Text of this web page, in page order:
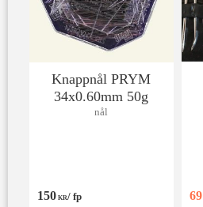
Knappnål PRYM
34x0.60mm 50g
nål
150KR/ fp 69